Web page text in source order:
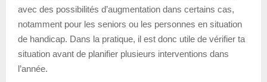
avec des possibilités d’augmentation dans certains cas,
notamment pour les seniors ou les personnes en situation
de handicap. Dans la pratique, il est donc utile de vérifier ta
situation avant de planifier plusieurs interventions dans
l’année.